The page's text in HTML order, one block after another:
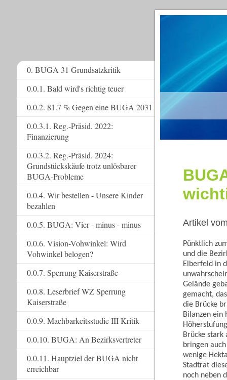
Artikel
Pünktlich
und die
Elberfeld in
Gelände
gemacht,
die Brücke
Bilanzen ein
Brücke stark
bringen
wenige
Stadtrat
noch neben
0. BUGA 31 Grundsatzkritik
0.0.1. Bald wird's richtig teuer
0.0.2. 81.7 % Gegen eine BUGA 2031
0.0.3.1. Reg.-Präsid. 2022:
Finanzierung
0.0.3.2. Reg.-Präsid. 2024:
Grundstückskäufe trotz unlösbarer
BUGA-Probleme
0.0.4. Wir bestellen - Unsere Kinder
bezahlen
0.0.5. BUGA: Vier - minus - minus
0.0.6. Vision-Vohwinkel: Wird
Vohwinkel belogen?
0.0.7. Sperrung Kaiserstraße
0.0.8. Leserbrief WZ Sperrung
Kaiserstraße
0.0.9. Machbarkeitsstudie III Kritik
0.0.10. BUGA: An Bezirksvertreter
0.0.11. Hauptziel der BUGA nicht
erreichbar